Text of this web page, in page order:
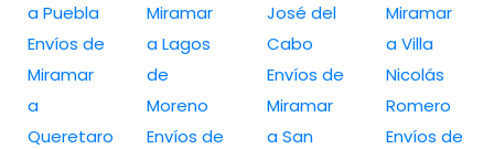
a Puebla
Envíos de
Miramar
a
Queretaro
Miramar
a Lagos
de
Moreno
Envíos de
José del
Cabo
Envíos de
Miramar
a San
Miramar
a Villa
Nicolás
Romero
Envíos de